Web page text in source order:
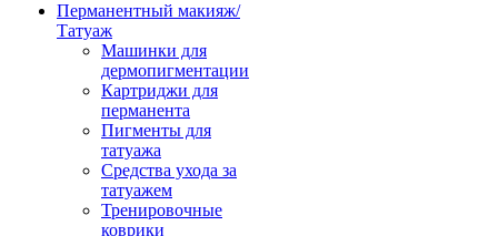
Перманентный макияж/
Татуаж
Машинки для
дермопигментации
Картриджи для
перманента
Пигменты для
татуажа
Средства ухода за
татуажем
Тренировочные
коврики